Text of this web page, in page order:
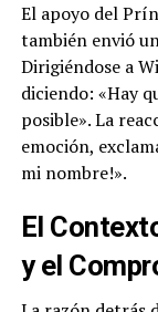
El apoyo del
también envió
Dirigiéndose a
diciendo: «Hay
posible». La
emoción,
mi nombre!».
El
y el